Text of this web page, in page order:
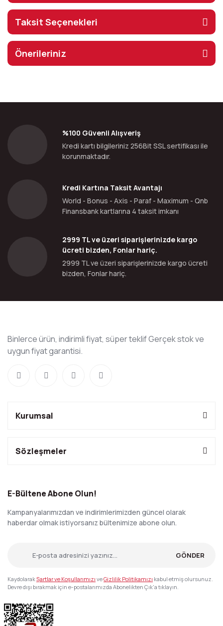
Taksit Seçenekleri
Önerileriniz
%100 Güvenli Alışveriş
Kredi kartı bilgileriniz 256Bit SSL sertifikası ile
korunmaktadır.
Kredi Kartına Taksit Avantajı
World - Bonus - Axis - Paraf - Maximum - Qnb
Finansbank kartlarına 4 taksit imkanı
2999 TL ve üzeri siparişlerinizde kargo
ücreti bizden, Fonlar hariç.
2999 TL ve üzeri siparişlerinizde kargo ücreti
bizden, Fonlar hariç.
Binlerce ürün, indirimli fiyat, süper teklif Gerçek stok ve
uygun fiyat garantisi.
Kurumsal
Sözleşmeler
E-Bültene Abone Olun!
Kampanyalarımızdan ve indirimlerimizden güncel olarak
haberdar olmak istiyorsanız bültenimize abone olun.
GÖNDER
KaydolarakŞartlar ve Koşullarımızı veGizlilik Politikamızı kabul etmiş olursunuz.
Devre dışı bırakmak için e-postalarımızda Abonelikten Çık'a tıklayın.